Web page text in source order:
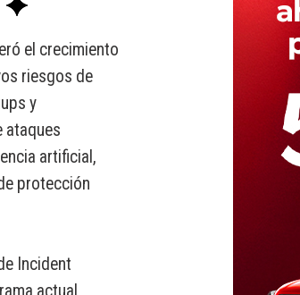
el crecimiento
riesgos de
y
ataques
artificial,
protección
Incident
actual